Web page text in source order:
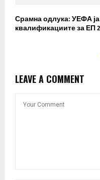
Срамна одлука: УЕФА
квалификациите за ЕП
LEAVE A COMMENT